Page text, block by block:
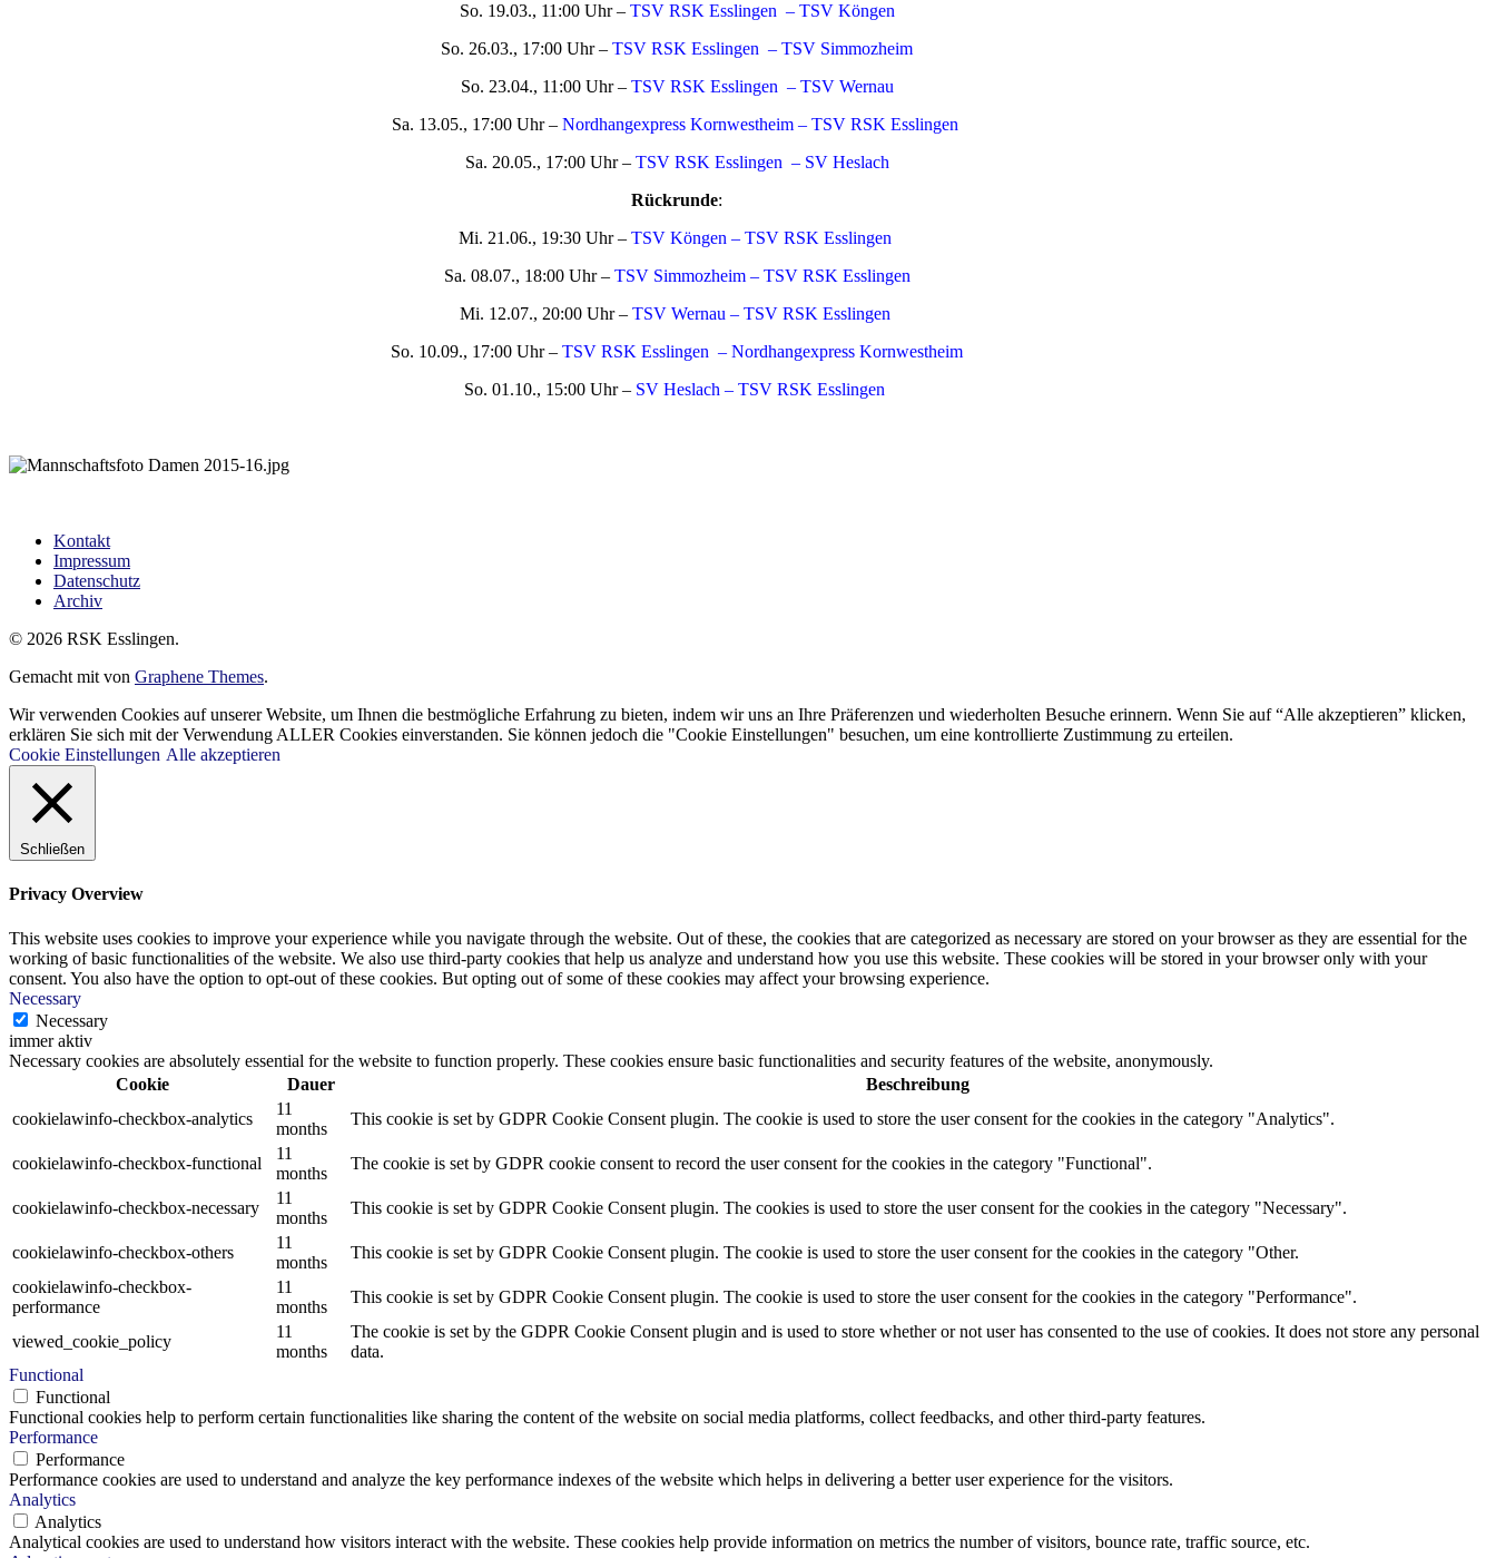
So. 19.03., 11:00 Uhr – TSV RSK Esslingen – TSV Köngen
So. 26.03., 17:00 Uhr – TSV RSK Esslingen – TSV Simmozheim
So. 23.04., 11:00 Uhr – TSV RSK Esslingen – TSV Wernau
Sa. 13.05., 17:00 Uhr – Nordhangexpress Kornwestheim – TSV RSK Esslingen
Sa. 20.05., 17:00 Uhr – TSV RSK Esslingen – SV Heslach
Rückrunde:
Mi. 21.06., 19:30 Uhr – TSV Köngen – TSV RSK Esslingen
Sa. 08.07., 18:00 Uhr – TSV Simmozheim – TSV RSK Esslingen
Mi. 12.07., 20:00 Uhr – TSV Wernau – TSV RSK Esslingen
So. 10.09., 17:00 Uhr – TSV RSK Esslingen – Nordhangexpress Kornwestheim
So. 01.10., 15:00 Uhr – SV Heslach – TSV RSK Esslingen
Kontakt
Impressum
Datenschutz
Archiv
© 2026 RSK Esslingen.
Gemacht mit von Graphene Themes.
Wir verwenden Cookies auf unserer Website, um Ihnen die bestmögliche Erfahrung zu bieten, indem wir uns an Ihre Präferenzen und wiederholten Besuche erinnern. Wenn Sie auf “Alle akzeptieren” klicken,
erklären Sie sich mit der Verwendung ALLER Cookies einverstanden. Sie können jedoch die "Cookie Einstellungen" besuchen, um eine kontrollierte Zustimmung zu erteilen.
Cookie Einstellungen Alle akzeptieren
Schließen
Privacy Overview
This website uses cookies to improve your experience while you navigate through the website. Out of these, the cookies that are categorized as necessary are stored on your browser as they are essential for the
working of basic functionalities of the website. We also use third-party cookies that help us analyze and understand how you use this website. These cookies will be stored in your browser only with your
consent. You also have the option to opt-out of these cookies. But opting out of some of these cookies may affect your browsing experience.
Necessary
Necessary
immer aktiv
Necessary cookies are absolutely essential for the website to function properly. These cookies ensure basic functionalities and security features of the website, anonymously.
Cookie
Dauer
Beschreibung
cookielawinfo-checkbox-analytics
11
months
This cookie is set by GDPR Cookie Consent plugin. The cookie is used to store the user consent for the cookies in the category "Analytics".
cookielawinfo-checkbox-functional
11
months
The cookie is set by GDPR cookie consent to record the user consent for the cookies in the category "Functional".
cookielawinfo-checkbox-necessary
11
months
This cookie is set by GDPR Cookie Consent plugin. The cookies is used to store the user consent for the cookies in the category "Necessary".
cookielawinfo-checkbox-others
11
months
This cookie is set by GDPR Cookie Consent plugin. The cookie is used to store the user consent for the cookies in the category "Other.
cookielawinfo-checkbox-
performance
11
months
This cookie is set by GDPR Cookie Consent plugin. The cookie is used to store the user consent for the cookies in the category "Performance".
viewed_cookie_policy
11
months
The cookie is set by the GDPR Cookie Consent plugin and is used to store whether or not user has consented to the use of cookies. It does not store any personal
data.
Functional
Functional
Functional cookies help to perform certain functionalities like sharing the content of the website on social media platforms, collect feedbacks, and other third-party features.
Performance
Performance
Performance cookies are used to understand and analyze the key performance indexes of the website which helps in delivering a better user experience for the visitors.
Analytics
Analytics
Analytical cookies are used to understand how visitors interact with the website. These cookies help provide information on metrics the number of visitors, bounce rate, traffic source, etc.